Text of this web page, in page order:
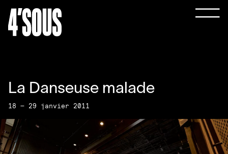
La Danseuse malade
18 — 29 janvier 2011